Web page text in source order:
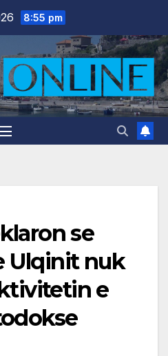
8:55 pm
se
Ulqinit nuk
e